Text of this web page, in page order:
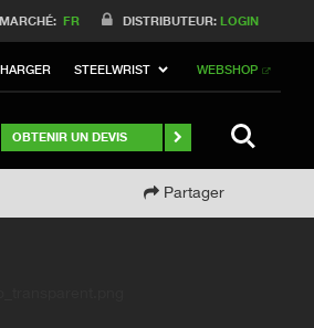
MARCHÉ: FR DISTRIBUTEUR: LOGIN
STEELWRIST WEBSHOP
OBTENIR UN DEVIS
Partager